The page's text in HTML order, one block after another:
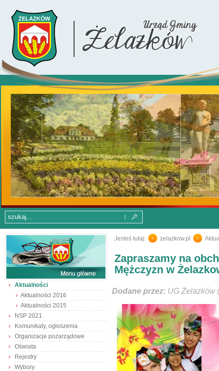
Aktualności
Aktualności 2016
Aktualności 2015
NSP 2021
Komunikaty, ogłoszenia
Organizacje pozarządowe
Oświata
Rejestry
Wybory
Jesteś tutaj: zelazkow.pl
Zapraszamy na
Mężczyzn w
Dodane przez: UG Żelazków